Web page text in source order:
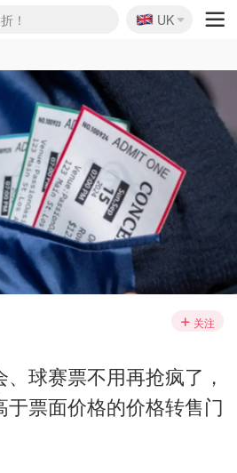
！
🇬🇧
UK
关注
球赛票不用再抢疯了，
票面价格的价格转售门